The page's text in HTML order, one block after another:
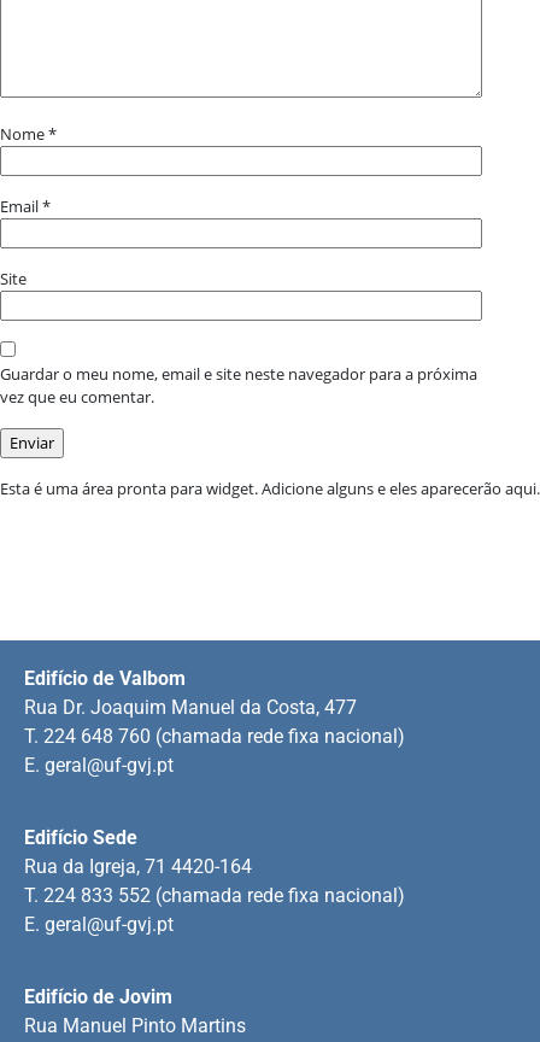
Nome*
Email*
Site
Guardar o meu nome, email e site neste navegador para a próxima
vez que eu comentar.
Esta é uma área pronta para widget. Adicione alguns e eles aparecerão aqui.
Edifício de Jovim
Rua Manuel Pinto Martins
Edifício Sede
Rua da Igreja, 71 4420-164
T. 224 833 552 (chamada rede fixa nacional)
E. geral@uf-gvj.pt
Edifício de Valbom
Rua Dr. Joaquim Manuel da Costa, 477
T. 224 648 760 (chamada rede fixa nacional)
E. geral@uf-gvj.pt